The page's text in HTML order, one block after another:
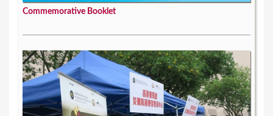
Commemorative Booklet